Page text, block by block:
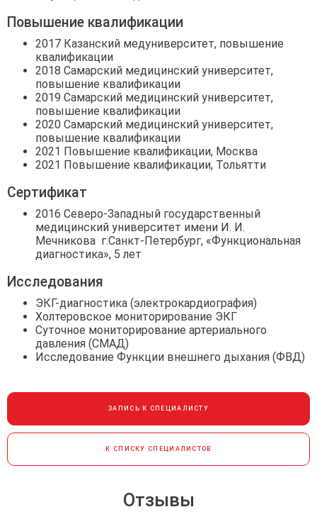
Повышение квалификации
2017 Казанский медуниверситет, повышение
квалификации
2018 Самарский медицинский университет,
повышение квалификации
2019 Самарский медицинский университет,
повышение квалификации
2020 Самарский медицинский университет,
повышение квалификации
2021 Повышение квалификации, Москва
2021 Повышение квалификации, Тольятти
Сертификат
2016 Северо-Западный государственный
медицинский университет имени И. И.
Мечникова г.Санкт-Петербург, «Функциональная
диагностика», 5 лет
Исследования
ЭКГ-диагностика (электрокардиография)
Холтеровское мониторирование ЭКГ
Суточное мониторирование артериального
давления (СМАД)
Исследование Функции внешнего дыхания (ФВД)
ЗАПИСЬ К СПЕЦИАЛИСТУ
К СПИСКУ СПЕЦИАЛИСТОВ
Отзывы